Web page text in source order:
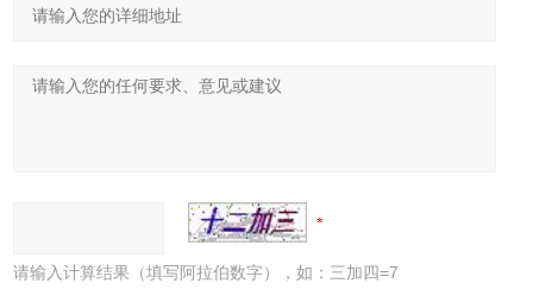
请输入计算结果（填写阿拉伯数字），如：三加四=7